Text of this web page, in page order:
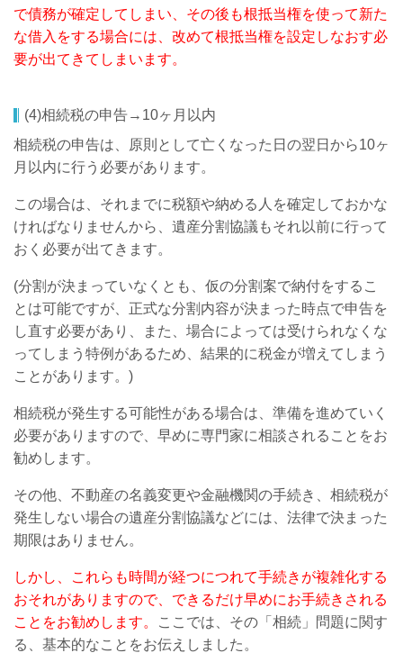
で債務が確定してしまい、その後も根抵当権を使って新た
な借入をする場合には、改めて根抵当権を設定しなおす必
要が出てきてしまいます。
(4)相続税の申告→10ヶ月以内
相続税の申告は、原則として亡くなった日の翌日から10ヶ
月以内に行う必要があります。
この場合は、それまでに税額や納める人を確定しておかな
ければなりませんから、遺産分割協議もそれ以前に行って
おく必要が出てきます。
(分割が決まっていなくとも、仮の分割案で納付をするこ
とは可能ですが、正式な分割内容が決まった時点で申告を
し直す必要があり、また、場合によっては受けられなくな
ってしまう特例があるため、結果的に税金が増えてしまう
ことがあります。)
相続税が発生する可能性がある場合は、準備を進めていく
必要がありますので、早めに専門家に相談されることをお
勧めします。
その他、不動産の名義変更や金融機関の手続き、相続税が
発生しない場合の遺産分割協議などには、法律で決まった
期限はありません。
しかし、これらも時間が経つにつれて手続きが複雑化する
おそれがありますので、できるだけ早めにお手続きされる
ことをお勧めします。
ここでは、その「相続」問題に関す
る、基本的なことをお伝えしました。